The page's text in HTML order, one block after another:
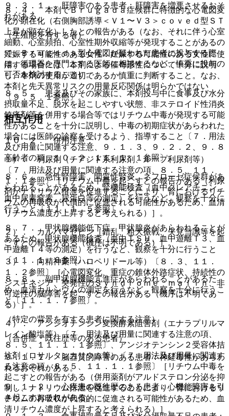
９．３．１． 肝障害のある患者：肝障害を増悪させるおそ
れがある。
（生殖能を有する者）
妊娠する可能性のある女性：妊娠する可能性のある女性に使
用する場合には、本剤による催奇形性について十分に説明
し、本剤の使用が適切であるか慎重に判断すること。なお、
本剤と先天異常リスクの用量反応関係は明らかではない
〔９．５．１参照〕。
相互作用
１０．２． 併用注意：
１）． 利尿剤（チアジド系利尿剤、ループ利尿剤等）
〔７．用法及び用量に関連する注意の項、８．５、１１．
１．１参照〕［リチウム中毒を起こすとの報告がある（利尿
剤がナトリウム排泄を促進することにより、腎におけるリチ
ウムの再吸収が代償的に促進される可能性があるため、血清
リチウム濃度が上昇すると考えられる）］。
２）． カルバマゼピン［錯乱、粗大振戦、失見当識等を起
こすとの報告がある（機序は不明である）］。
３）． 向精神薬（ハロペリドール等）〔８．３、１１．
１．２参照〕［心電図変化、重症の錐体外路症状、持続性の
ジスキネジア、突発性のＳｙｎｄｒｏｍｅ ｍａｌｉｎ、非
可逆性の脳障害を起こすとの報告がある（機序は不明であ
る）］。
４）． アンジオテンシン変換酵素阻害剤（エナラプリルマ
レイン酸塩等）〔７．用法及び用量に関連する注意の項、
８．５、１１．１．１参照〕、アンジオテンシン２受容体拮
抗剤（ロサルタンカリウム等）〔７．用法及び用量に関連す
る注意の項、８．５、１１．１．１参照〕［リチウム中毒を
起こすとの報告がある（併用薬剤がアルドステロン分泌を抑
制し、ナトリウム排泄を促進することにより、腎におけるリ
チウムの再吸収が代償的に促進される可能性があるため、血
清リチウム濃度が上昇すると考えられる）］。
８．４． 本剤でＢｒｕｇａｄａ症候群に特徴的な心電図変
化が顕在化（右側胸部誘導＜Ｖ１〜Ｖ３＞ｃｏｖｅｄ型ＳＴ
上昇が顕在化）したとの報告がある（なお、それに伴う心室
細動、心室頻拍、心室性期外収縮等が発現することがあるの
で、Ｂｒｕｇａｄａ型心電図が疑われた患者に投与する際
は、循環器を専門とする医師に相談するなど、慎重に投与の
可否を検討すること）。
８．５． 患者及びその家族に、本剤投与中に食事及び水分
摂取量不足、脱水を起こしやすい状態、非ステロイド性消炎
鎮痛剤等を併用する場合等ではリチウム中毒が発現する可能
性があることを十分に説明し、中毒の初期症状があらわれた
場合には医師の診察を受けるよう、指導すること〔７．用法
及び用量に関連する注意、９．１．３、９．２．２、９．８
高齢者の項、１０．２、１１．１．１参照〕。
８．６． 急性腎障害、間質性腎炎、ネフローゼ症候群があ
らわれることがあるため、腎機能検査（血中クレアチニン、
血中尿素窒素、尿蛋白等の測定）を行うなど、観察を十分に
行うこと〔１１．１．５参照〕。
８．７． 甲状腺機能低下症、甲状腺炎があらわれることが
あるため、甲状腺機能検査（血中ＴＳＨ、血中遊離Ｔ３、血
中遊離Ｔ４等の測定）を行うなど、観察を十分に行うこと
〔１１．１．６参照〕。
８．８． 副甲状腺機能亢進症があらわれることがあるた
め、血清カルシウムの測定を行うなど、観察を十分に行うこ
と〔１１．１．７参照〕。
（特定の背景を有する患者に関する注意）
（合併症・既往歴等のある患者）
９．１．１． 脳器質的障害のある患者：神経毒性があらわ
れるおそれがある。
９．１．２． 心疾患の既往歴のある患者：心機能障害を引
き起こすおそれがある。